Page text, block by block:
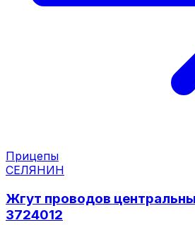
Прицепы
СЕЛЯНИН
Жгут проводов
3724012